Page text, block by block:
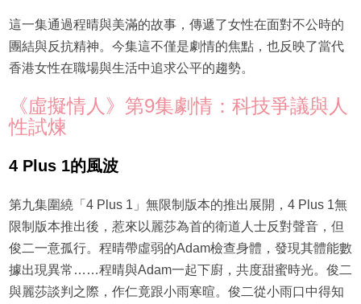
這一集通過程晴與美滿的故事，傳遞了女性在面對不公時的
團結與反抗精神。今集這不僅是劇情的焦點，也反映了當代
香港女性在職場與生活中追求公平的趨勢。
《虛擬情人》第9集劇情：科技爭議與人
性試煉
4 Plus 1的風波
第九集圍繞「4 Plus 1」無限制版本的推出展開，4 Plus 1無
限制版本推出後，惹來以麗莎為首的衛道人士反對聲音，但
俊二一意孤行。程晴帶虛弱的Adam檢查身體，發現其體能數
據出現異常……程晴與Adam一起下廚，共度甜蜜時光。俊二
與麗莎談判之際，作仁竟跟小雨寒暄。俊二從小雨口中得知